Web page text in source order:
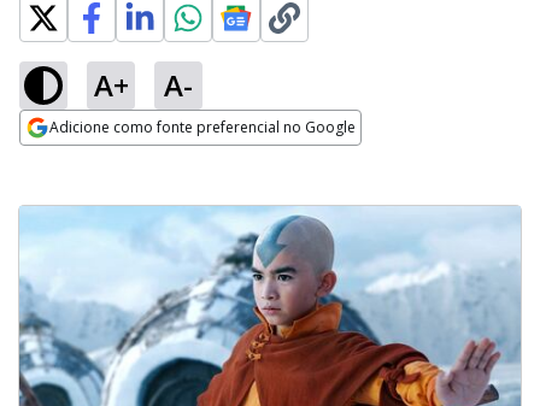
A+ A-
Adicione como fonte preferencial no Google